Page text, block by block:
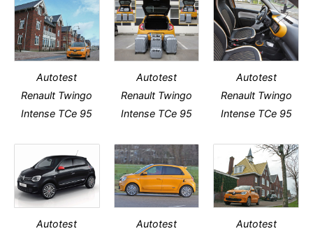
Autotest
Renault Twingo
Intense TCe 95
Autotest
Renault Twingo
Intense TCe 95
Autotest
Renault Twingo
Intense TCe 95
Autotest
Autotest
Autotest